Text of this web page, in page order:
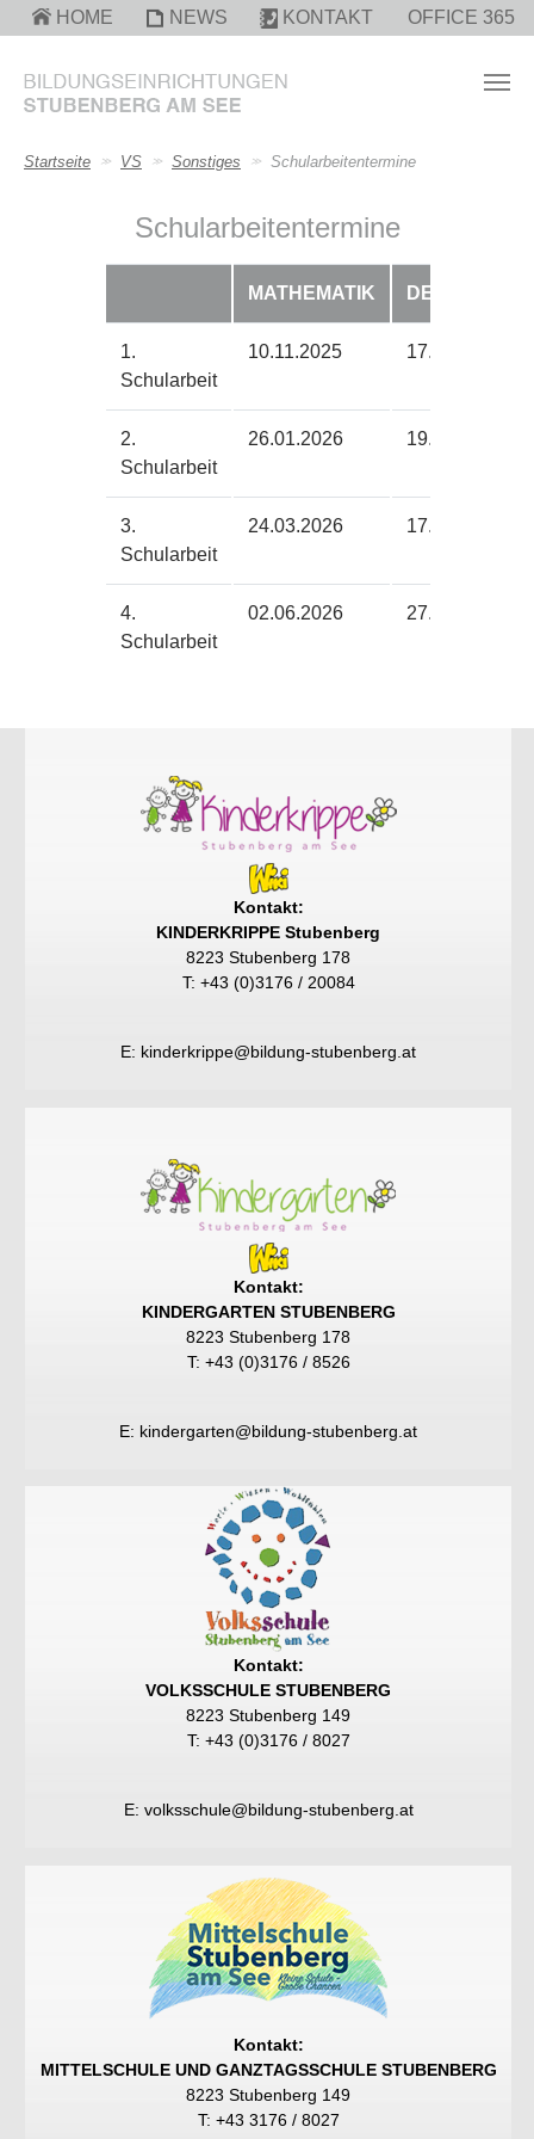
Zum Hauptinhalt springen
HOME NEWS KONTAKT OFFICE 365
Sie sind hier:
Startseite VS Sonstiges Schularbeitentermine
Schularbeitentermine
MATHEMATIK DEUTSCH
1.
Schularbeit
10.11.2025 17.11.2025
2.
Schularbeit
26.01.2026 19.01.2026
3.
Schularbeit
24.03.2026 17.03.2026
4.
Schularbeit
02.06.2026 27.05.2026
Kontakt:
KINDERKRIPPE Stubenberg
8223 Stubenberg 178
T: +43 (0)3176 / 20084
E: kinderkrippe@bildung-stubenberg.at
Kontakt:
KINDERGARTEN STUBENBERG
8223 Stubenberg 178
T: +43 (0)3176 / 8526
E: kindergarten@bildung-stubenberg.at
Kontakt:
VOLKSSCHULE STUBENBERG
8223 Stubenberg 149
T: +43 (0)3176 / 8027
E: volksschule@bildung-stubenberg.at
Kontakt:
MITTELSCHULE UND GANZTAGSSCHULE STUBENBERG
8223 Stubenberg 149
T: +43 3176 / 8027